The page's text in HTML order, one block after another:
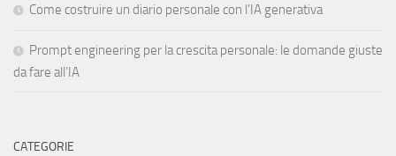
Come costruire un diario personale con l’IA generativa
Prompt engineering per la crescita personale: le domande giuste
da fare all’IA
CATEGORIE